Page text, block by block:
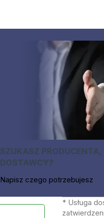
SZUKASZ PRODUCENTA,
DOSTAWCY?
Napisz czego potrzebujesz
* Usługa